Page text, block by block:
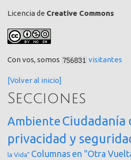
Licencia de Creative Commons
Con vos, somos visitantes
[Volver al inicio]
Secciones
AmbienteCiudadanía
privacidad y
la Vida" Columnas en "Otra